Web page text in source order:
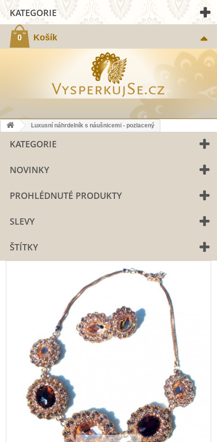
0 Košík
KATEGORIE
Luxusní náhrdelník s náušnicemi - pozlacený
KATEGORIE
NOVINKY
PROHLÉDNUTÉ PRODUKTY
SLEVY
ŠTÍTKY